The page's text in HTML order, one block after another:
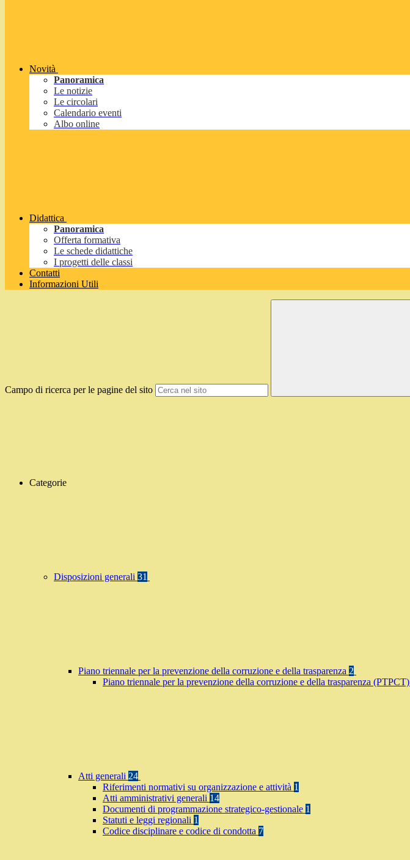
Novità
Panoramica
Le notizie
Le circolari
Calendario eventi
Albo online
Didattica
Panoramica
Offerta formativa
Le schede didattiche
I progetti delle classi
Contatti
Informazioni Utili
Campo di ricerca per le pagine del sito
Categorie
Disposizioni generali 31
Piano triennale per la prevenzione della corruzione e della trasparenza 2
Piano triennale per la prevenzione della corruzione e della trasparenza (PTPCT)
Atti generali 24
Riferimenti normativi su organizzazione e attività 1
Atti amministrativi generali 14
Documenti di programmazione strategico-gestionale 1
Statuti e leggi regionali 1
Codice disciplinare e codice di condotta 7